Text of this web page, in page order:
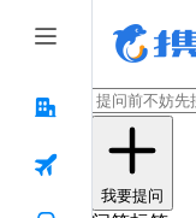
我要提问